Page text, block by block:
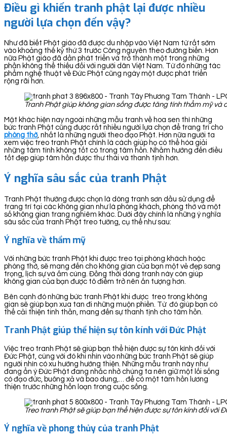
Điều gì khiến tranh phật lại được nhiều
người lựa chọn đến vậy?
Như đã biết Phật giáo đã được du nhập vào Việt Nam từ rất sớm
vào khoảng thế kỷ thứ 3 trước Công nguyên theo đường biển. Hơn
nữa Phật giáo đã dần phát triển và trở thành một trong những
phần không thể thiếu đối với người dân Việt Nam. Từ đó những tác
phẩm nghệ thuật về Đức Phật cũng ngày một được phát triển
rộng rãi hơn.
Tranh Phật giúp không gian sống được tăng tính thẩm mỹ và
Mặt khác hiện nay ngoài những mẫu tranh về hoa sen thì những
bức tranh Phật cũng được rất nhiều người lựa chọn để trang trí cho
phòng thờ, nhất là những người theo đạo Phật. Hơn nữa người ta
xem việc treo tranh Phật chính là cách giúp họ có thể hóa giải
những tâm tính không tốt có trong tâm hồn. Nhằm hướng đến điều
tốt đẹp giúp tâm hồn được thư thái và thanh tịnh hơn.
Ý nghĩa sâu sắc của tranh Phật
Tranh Phật thường được chọn là dòng tranh sơn dầu sử dụng để
trang trí tại các không gian như là phòng khách, phòng thờ và một
số không gian trang nghiêm khác. Dưới đây chính là những ý nghĩa
sâu sắc của tranh Phật treo tường, cụ thể như sau:
Ý nghĩa về thẩm mỹ
Với những bức tranh Phật khi được treo tại phòng khách hoặc
phòng thờ, sẽ mang đến cho không gian của bạn một vẻ đẹp sang
trọng, lịch sự và ấm cúng. Đồng thời dòng tranh này còn giúp
không gian của bạn được tô điểm trở nên ấn tượng hơn.
Bên cạnh đó những bức tranh Phật khi được treo trong không
gian sẽ giúp bạn xua tan đi những muộn phiền. Từ đó giúp bạn có
thể cải thiện tinh thần, mang đến sự thanh tịnh cho tâm hồn.
Tranh Phật giúp thể hiện sự tôn kính với Đức Phật
Việc treo tranh Phật sẽ giúp bạn thể hiện được sự tôn kính đối với
Đức Phật, cùng với đó khi nhìn vào những bức tranh Phật sẽ giúp
người nhìn có xu hướng hướng thiện. Những mẫu tranh này như
đang ẩn ý Đức Phật đang nhắc nhở chúng ta nên giữ một lối sống
có đạo đức, buông xả và bao dung,… để có một tâm hồn lương
thiện trước những hỗn loạn trong cuộc sống.
Treo tranh Phật sẽ giúp bạn thể hiện được sự tôn kính đối với
Ý nghĩa về phong thủy của tranh Phật